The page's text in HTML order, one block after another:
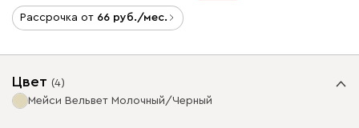
Рассрочка от 66 /мес.
Цвет (4)
Мейси Вельвет Молочный/Черный